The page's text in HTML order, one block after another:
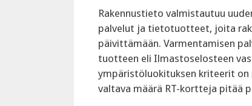
Rakennustieto valmistautuu
palvelut ja tietotuotteet, joita
päivittämään. Varmentamisen
tuotteen eli Ilmastoselosteen
ympäristöluokituksen kriteerit
valtava määrä RT-kortteja pitää